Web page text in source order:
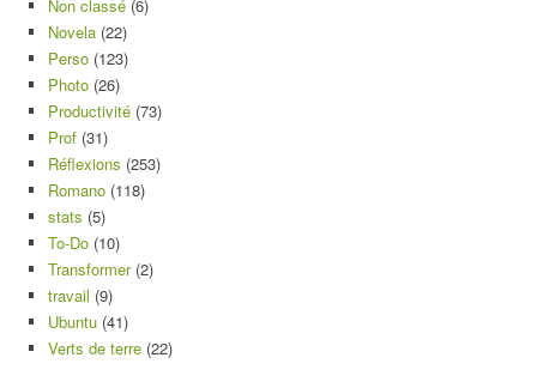
Non classé (6)
Novela (22)
Perso (123)
Photo (26)
Productivité (73)
Prof (31)
Réflexions (253)
Romano (118)
stats (5)
To-Do (10)
Transformer(2)
travail (9)
Ubuntu (41)
Verts de terre (22)